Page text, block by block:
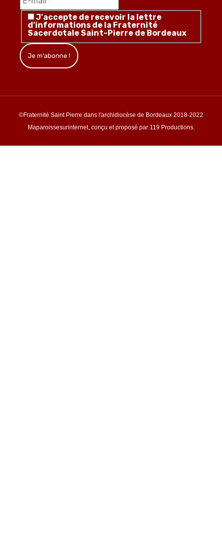
J'accepte de recevoir la lettre
d'informations de la Fraternité
Sacerdotale Saint-Pierre de Bordeaux
©Fraternité Saint Pierre dans l'archidiocèse de Bordeaux 2018-2022
Maparoissesurinternet, conçu et proposé par 119 Productions.